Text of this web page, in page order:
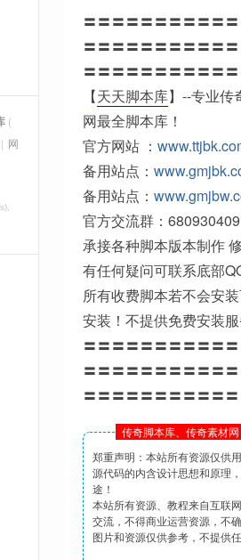
(
| 网
〓〓〓〓〓〓〓〓〓〓
〓〓〓〓〓〓〓〓〓〓
〓〓〓〓〓〓〓〓〓〓
【天天脚本库】--专业传
网最全脚本库！
官方网站 ：
备用站点：
备用站点：
官方交流群：680930409
承接各种脚本版本制作
有任何疑问可联系底部
所有收费脚本若不会安
安装！不提供免费安装
〓〓〓〓〓〓〓〓〓〓
〓〓〓〓〓〓〓〓〓〓
〓〓〓〓〓〓〓〓〓〓
传奇脚本库、传奇素材
郑重声明：本站所有资源仅供
源代码的内含设计思想和原理
途！
本站所有资源、教程来自互联
交流，不得商业运营资源，不
图片和资源仅供参考，不提供